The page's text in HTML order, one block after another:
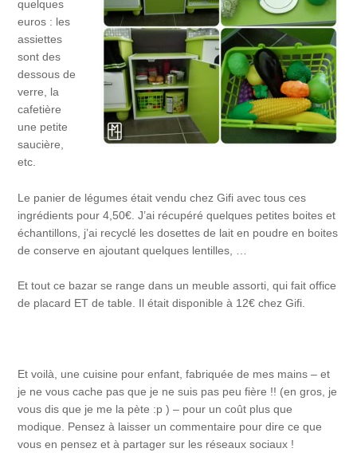
quelques
euros : les
assiettes
sont des
dessous de
verre, la
cafetière
une petite
saucière,
etc.
Le panier de légumes était vendu chez Gifi avec tous ces
ingrédients pour 4,50€. J’ai récupéré quelques petites boites et
échantillons, j’ai recyclé les dosettes de lait en poudre en boites
de conserve en ajoutant quelques lentilles, …
Et tout ce bazar se range dans un meuble assorti, qui fait office
de placard ET de table. Il était disponible à 12€ chez Gifi.
Et voilà, une cuisine pour enfant, fabriquée de mes mains – et
je ne vous cache pas que je ne suis pas peu fière !! (en gros, je
vous dis que je me la pète :p ) – pour un coût plus que
modique. Pensez à laisser un commentaire pour dire ce que
vous en pensez et à partager sur les réseaux sociaux !